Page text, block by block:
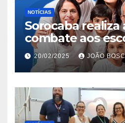
NOTÍCIAS
Sorocaba realiza
combate aos
Jardim São
20/02/2025 JOÃO